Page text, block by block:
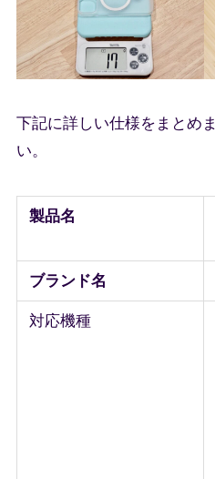
下記に詳しい仕様をまとめ
い。
製品名
ブランド名
対応機種